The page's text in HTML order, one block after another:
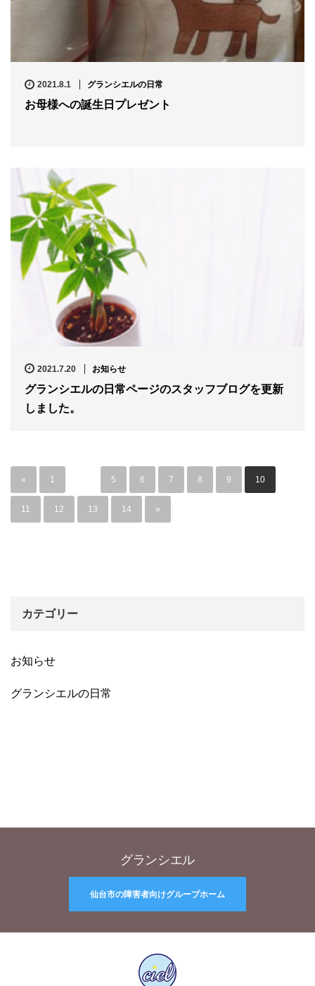
2021.8.1 グランシエルの日常
お母様への誕生日プレゼント
2021.7.20 お知らせ
グランシエルの日常ページのスタッフブログを更新
しました。
« 1 5 6 7 8 9 10
11 12 13 14 »
カテゴリー
お知らせ
グランシエルの日常
グランシエル
仙台市の障害者向けグループホーム